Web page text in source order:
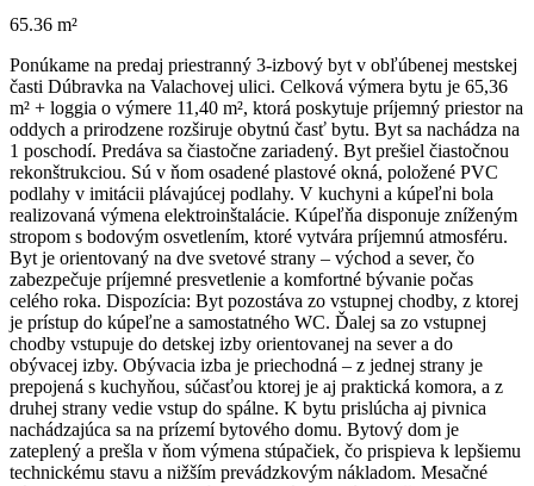
65.36 m²
Ponúkame na predaj priestranný 3-izbový byt v obľúbenej mestskej
časti Dúbravka na Valachovej ulici. Celková výmera bytu je 65,36
m² + loggia o výmere 11,40 m², ktorá poskytuje príjemný priestor na
oddych a prirodzene rozširuje obytnú časť bytu. Byt sa nachádza na
1 poschodí. Predáva sa čiastočne zariadený. Byt prešiel čiastočnou
rekonštrukciou. Sú v ňom osadené plastové okná, položené PVC
podlahy v imitácii plávajúcej podlahy. V kuchyni a kúpeľni bola
realizovaná výmena elektroinštalácie. Kúpeľňa disponuje zníženým
stropom s bodovým osvetlením, ktoré vytvára príjemnú atmosféru.
Byt je orientovaný na dve svetové strany – východ a sever, čo
zabezpečuje príjemné presvetlenie a komfortné bývanie počas
celého roka. Dispozícia: Byt pozostáva zo vstupnej chodby, z ktorej
je prístup do kúpeľne a samostatného WC. Ďalej sa zo vstupnej
chodby vstupuje do detskej izby orientovanej na sever a do
obývacej izby. Obývacia izba je priechodná – z jednej strany je
prepojená s kuchyňou, súčasťou ktorej je aj praktická komora, a z
druhej strany vedie vstup do spálne. K bytu prislúcha aj pivnica
nachádzajúca sa na prízemí bytového domu. Bytový dom je
zateplený a prešla v ňom výmena stúpačiek, čo prispieva k lepšiemu
technickému stavu a nižším prevádzkovým nákladom. Mesačné